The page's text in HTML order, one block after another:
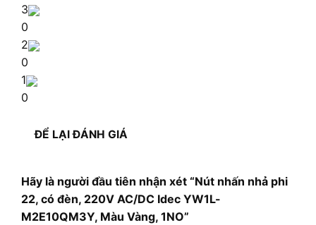
3
0
2
0
1
0
ĐỂ LẠI ĐÁNH GIÁ
Hãy là người đầu tiên nhận xét “Nút nhấn nhả phi
22, có đèn, 220V AC/DC Idec YW1L-
M2E10QM3Y, Màu Vàng, 1NO”